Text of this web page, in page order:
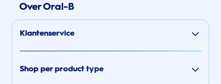
Over Oral-B
Klantenservice
Shop per product type